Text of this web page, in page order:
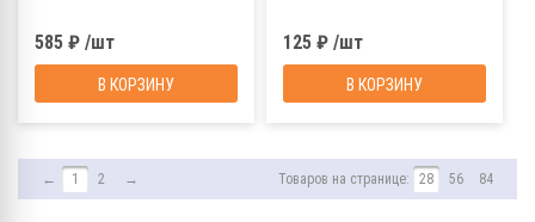
585 ₽ /шт
В КОРЗИНУ
125 ₽ /шт
В КОРЗИНУ
← 1 2 → Товаров на странице: 28 56 84